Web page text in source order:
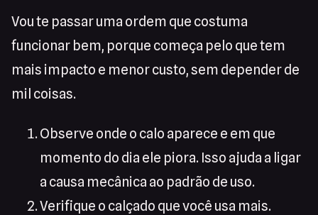
Vou te passar uma ordem que costuma
funcionar bem, porque começa pelo que tem
mais impacto e menor custo, sem depender de
mil coisas.
Observe onde o calo aparece e em que
momento do dia ele piora. Isso ajuda a ligar
a causa mecânica ao padrão de uso.
Verifique o calçado que você usa mais.